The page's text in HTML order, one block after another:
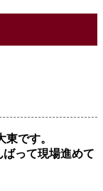
です。
って現場進めて